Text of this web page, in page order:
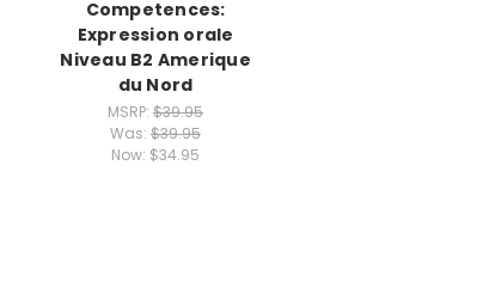
Competences:
Expression orale
Niveau B2 Amerique
du Nord
MSRP: $39.95
Was: $39.95
Now: $34.95